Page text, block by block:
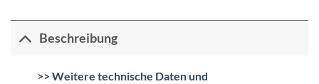
Beschreibung
>> Weitere technische Daten und